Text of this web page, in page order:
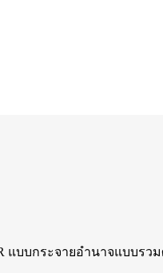
แบบกระจายอำนาจแบบรว